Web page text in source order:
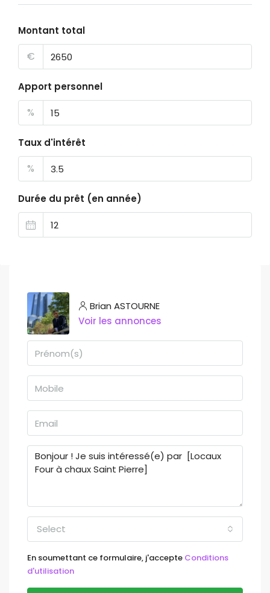
Montant total
€
Apport personnel
%
Taux d'intérêt
%
Durée du prêt (en année)
Brian ASTOURNE
Voir les annonces
Select
En soumettant ce formulaire, j'accepte Conditions
d'utilisation